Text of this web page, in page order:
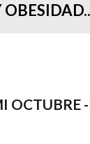
OCTUBRE